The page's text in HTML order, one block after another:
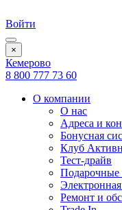
Войти
×
Кемерово
8 800 777 73 60
О компании
О нас
Адреса и
Бонусная
Клуб
Тест-драйв
Подарочные
Ремонт и